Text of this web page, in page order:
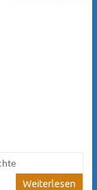
Weiterlesen